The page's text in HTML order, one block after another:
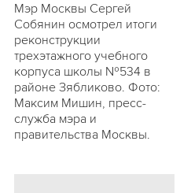
Мэр Москвы Сергей
Собянин осмотрел итоги
реконструкции
трехэтажного учебного
корпуса школы №534 в
районе Зябликово. Фото:
Максим Мишин, пресс-
служба мэра и
правительства Москвы.